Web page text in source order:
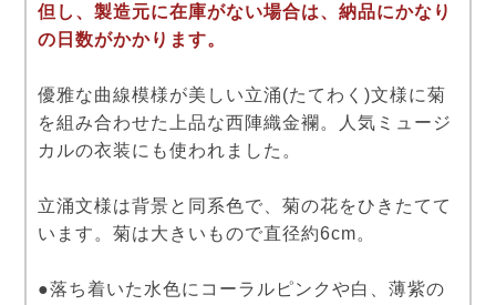
但し、製造元に在庫がない場合は、納品にかなり
の日数がかかります。
優雅な曲線模様が美しい立涌(たてわく)文様に菊
を組み合わせた上品な西陣織金襴。人気ミュージ
カルの衣装にも使われました。
立涌文様は背景と同系色で、菊の花をひきたてて
います。菊は大きいもので直径約6cm。
●落ち着いた水色にコーラルピンクや白、薄紫の